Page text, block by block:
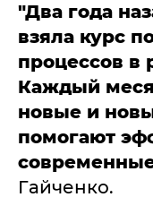
"Два года
взяла курс
процессов
Каждый
новые и
помогают
Гайченко.